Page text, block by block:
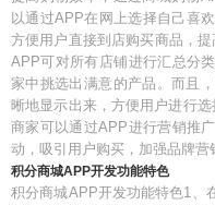
以通过APP在网上选择自己喜
方便用户直接到店购买商品，
APP可对所有店铺进行汇总分
家中挑选出满意的产品。而且
晰地显示出来，方便用户进行
商家可以通过APP进行营销推
动，吸引用户购买，加强品牌营
积分商城APP开发功能特色
积分商城APP开发功能特色1、